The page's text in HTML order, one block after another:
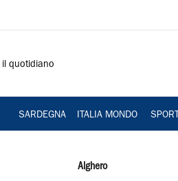
il quotidiano
SARDEGNA ITALIA MONDO SPORT
Alghero